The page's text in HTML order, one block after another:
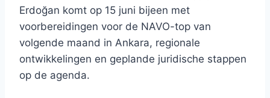
Erdoğan komt op 15 juni bijeen met
voorbereidingen voor de NAVO-top van
volgende maand in Ankara, regionale
ontwikkelingen en geplande juridische stappen
op de agenda.